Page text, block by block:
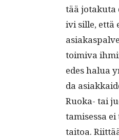
tää
ivi sille, että
toimi­va
edes halua
da
Ruo­ka- tai
tamises­sa
taitoa.